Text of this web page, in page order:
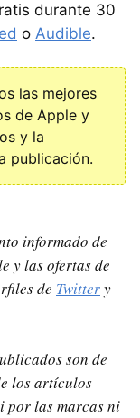
durante 30
o Audible.
las mejores
de Apple y
y la
publicación.
informado de
y las ofertas de
de Twittery
son de
los artículos
por las marcas ni